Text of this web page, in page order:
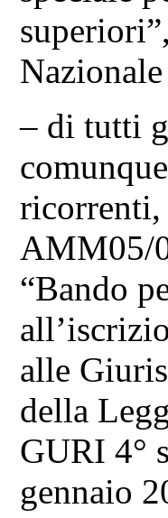
– di tutti
AMM05/
“Bando
alle
della
GURI 4°
gennaio